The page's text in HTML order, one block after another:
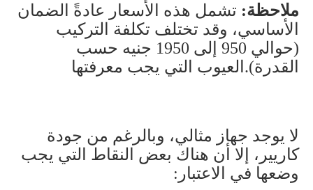
ملاحظة: تشمل هذه الأسعار عادةً الضمان
الأساسي، وقد تختلف تكلفة التركيب
(حوالي 950 إلى 1950 جنيه حسب
القدرة).العيوب التي يجب معرفتها
لا يوجد جهاز مثالي، وبالرغم من جودة
كاريير، إلا أن هناك بعض النقاط التي يجب
وضعها في الاعتبار :